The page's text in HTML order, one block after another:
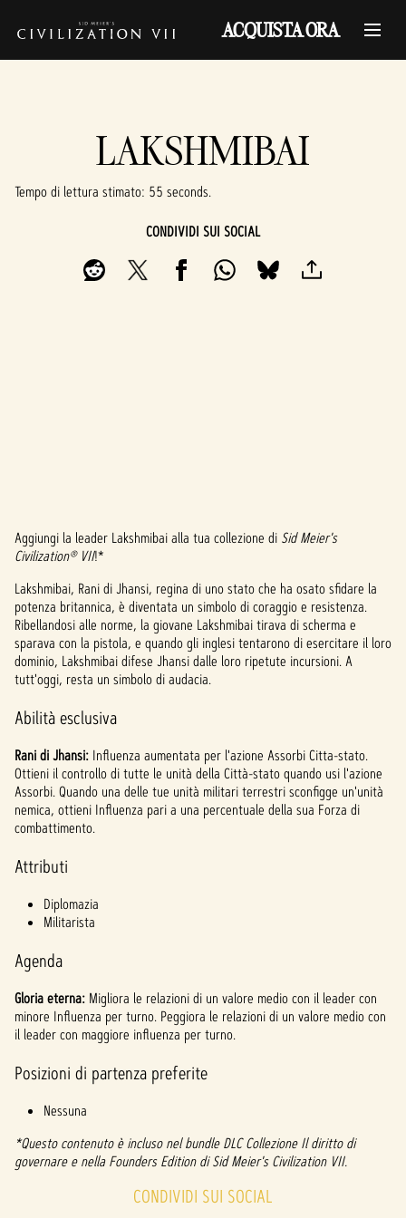
ACQUISTA ORA
LAKSHMIBAI
Tempo di lettura stimato 55 seconds
CONDIVIDI SUI SOCIAL
A
c
c
e
p
t
&
P
l
y
ndo
su
Gioca
,
accet
ti la
politi
sulla
cy di
Aggiungi la leader Lakshmibai alla tua collezione di Sid Meier's
Civilization® VII!*
Lakshmibai, Rani di Jhansi, regina di uno stato che ha osato sfidare la
potenza britannica, è diventata un simbolo di coraggio e resistenza.
Ribellandosi alle norme, la giovane Lakshmibai tirava di scherma e
sparava con la pistola, e quando gli inglesi tentarono di esercitare il loro
dominio, Lakshmibai difese Jhansi dalle loro ripetute incursioni. A
tutt'oggi, resta un simbolo di audacia.
Abilità esclusiva
Rani di Jhansi: Influenza aumentata per l'azione Assorbi Citta-stato.
Ottieni il controllo di tutte le unità della Città-stato quando usi l'azione
Assorbi. Quando una delle tue unità militari terrestri sconfigge un'unità
nemica, ottieni Influenza pari a una percentuale della sua Forza di
combattimento.
Attributi
Diplomazia
Militarista
Agenda
Gloria eterna: Migliora le relazioni di un valore medio con il leader con
minore Influenza per turno. Peggiora le relazioni di un valore medio con
il leader con maggiore influenza per turno.
Posizioni di partenza preferite
Nessuna
*Questo contenuto è incluso nel bundle DLC Collezione Il diritto di
governare e nella Founders Edition di Sid Meier's Civilization VII.
CONDIVIDI SUI SOCIAL